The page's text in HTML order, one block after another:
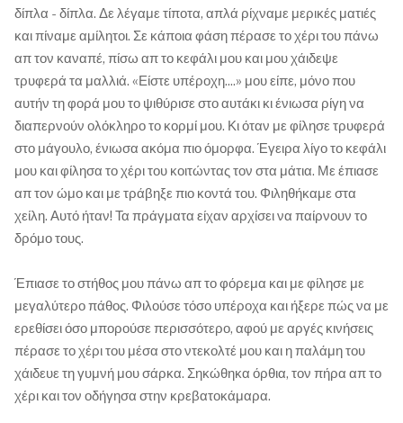
δίπλα - δίπλα. Δε λέγαμε τίποτα, απλά ρίχναμε μερικές ματιές
και πίναμε αμίλητοι. Σε κάποια φάση πέρασε το χέρι του πάνω
απ τον καναπέ, πίσω απ το κεφάλι μου και μου χάιδεψε
τρυφερά τα μαλλιά. «Είστε υπέροχη....» μου είπε, μόνο που
αυτήν τη φορά μου το ψιθύρισε στο αυτάκι κι ένιωσα ρίγη να
διαπερνούν ολόκληρο το κορμί μου. Κι όταν με φίλησε τρυφερά
στο μάγουλο, ένιωσα ακόμα πιο όμορφα. Έγειρα λίγο το κεφάλι
μου και φίλησα το χέρι του κοιτώντας τον στα μάτια. Με έπιασε
απ τον ώμο και με τράβηξε πιο κοντά του. Φιληθήκαμε στα
χείλη. Αυτό ήταν! Τα πράγματα είχαν αρχίσει να παίρνουν το
δρόμο τους.
Έπιασε το στήθος μου πάνω απ το φόρεμα και με φίλησε με
μεγαλύτερο πάθος. Φιλούσε τόσο υπέροχα και ήξερε πώς να με
ερεθίσει όσο μπορούσε περισσότερο, αφού με αργές κινήσεις
πέρασε το χέρι του μέσα στο ντεκολτέ μου και η παλάμη του
χάιδευε τη γυμνή μου σάρκα. Σηκώθηκα όρθια, τον πήρα απ το
χέρι και τον οδήγησα στην κρεβατοκάμαρα.